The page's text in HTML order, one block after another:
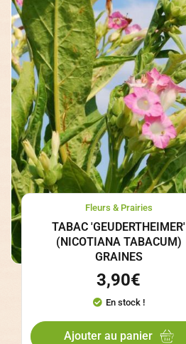
Fleurs & Prairies
TABAC 'GEUDERTHEIMER'
(NICOTIANA TABACUM)
GRAINES
3,90€
En stock !
Ajouter au panier